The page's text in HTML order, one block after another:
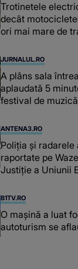
Trotinetele
decât
ori mai mare de
JURNALUL.RO
A plâns sala
aplaudată 5
festival de
ANTENA3.RO
Poliţia şi radarele
raportate pe
Justiție a Uniunii
B1TV.RO
O maşină a luat
autoturism se